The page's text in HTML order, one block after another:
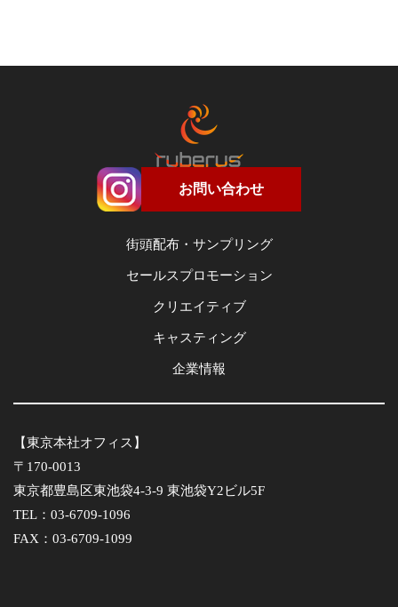
お問い合わせ
街頭配布・サンプリング
セールスプロモーション
クリエイティブ
キャスティング
企業情報
【東京本社オフィス】
〒170-0013
東京都豊島区東池袋4-3-9 東池袋Y2ビル5F
TEL：03-6709-1096
FAX：03-6709-1099